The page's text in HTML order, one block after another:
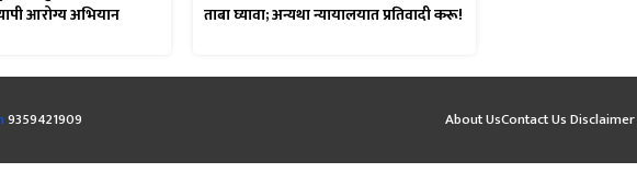
आरोग्य अभियान
ताबा घ्यावा; अन्यथा न्यायालयात प्रतिवादी करू!
9359421909 About UsContact UsDisclaimer